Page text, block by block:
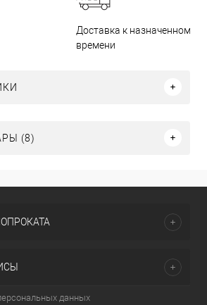
Доставка к назначенному
времени
(8)
данных